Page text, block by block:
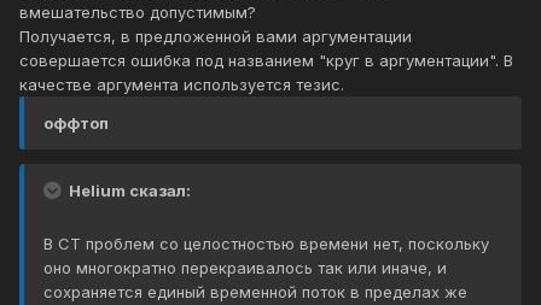
вмешательство допустимым?
Получается, в предложенной вами аргументации
совершается ошибка под названием "круг в аргументации". В
качестве аргумента используется тезис.
оффтоп
Helium сказал:
В СТ проблем со целостностью времени нет, поскольку
оно многократно перекраивалось так или иначе, и
сохраняется единый временной поток в пределах же